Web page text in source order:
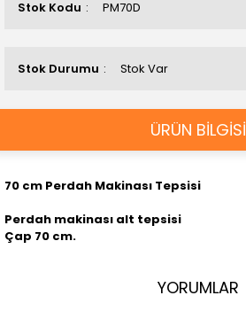
Stok Kodu PM70D
Stok Durumu Stok Var
ÜRÜN BİLGİSİ
70 cm Perdah Makinası Tepsisi
Perdah makinası alt tepsisi
Çap 70 cm.
YORUMLAR